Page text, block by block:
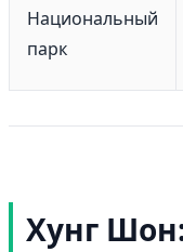
Национальный
парк
Хунг